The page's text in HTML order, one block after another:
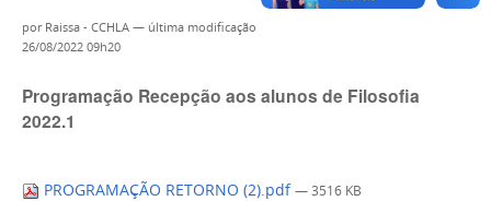
por Raissa - CCHLA — última modificação
26/08/2022 09h20
Programação Recepção aos alunos de Filosofia
2022.1
PROGRAMAÇÃO RETORNO (2).pdf — 3516 KB